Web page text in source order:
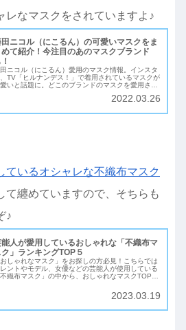
レなマスクをされていますよ♪
ニコル（にこるん）の可愛いマスクをま
めて紹介！今注目のあのマスクブランド
ニコル（にこるん）愛用のマスク情報。インスタ
TV「ヒルナンデス！」で着用されているマスクが
いと話題に。どこのブランドのマスクを愛用され
べて記載しています。インスタの画像も貼っている
2022.03.26
ているオシャレな不織布マスク
て纏めていますので、そちらも
♪
人が愛用しているおしゃれな「不織布マ
ク」ランキングTOP５
おしゃれなマスク」をお探しの方必見！こちらでは
ントやモデル、女優などの芸能人が使用している
不織布マスク」の中から、おしゃれなマスクTOP５
介！芸能人も愛用する「本当におしゃれな不織布マ
2023.03.19